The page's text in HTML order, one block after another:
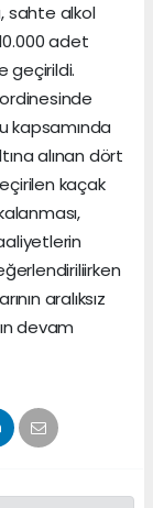
sahte alkol
adet
geçirildi.
kapsamında
alınan dört
kaçak
aralıksız
devam